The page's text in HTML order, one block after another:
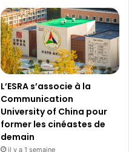
L’ESRA s’associe à la
Communication
University of China pour
former les cinéastes de
demain
il y a 1 semaine